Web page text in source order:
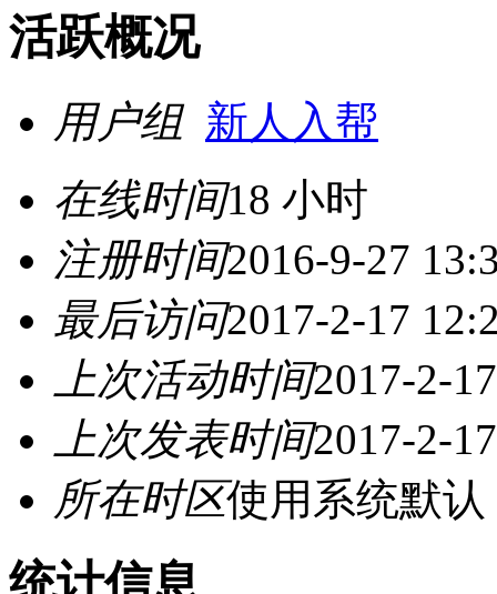
活跃概况
用户组 新人入帮
在线时间18 小时
注册时间2016-9-27
最后访问2017-2-17
上次活动时间2017-2-
上次发表时间2017-2-
所在时区使用系统默认